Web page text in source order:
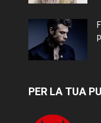
PER LA TUA